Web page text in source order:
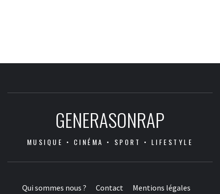
GENERASONRAP
MUSIQUE • CINÉMA • SPORT • LIFESTYLE
Qui sommes nous ? Contact Mentions légales